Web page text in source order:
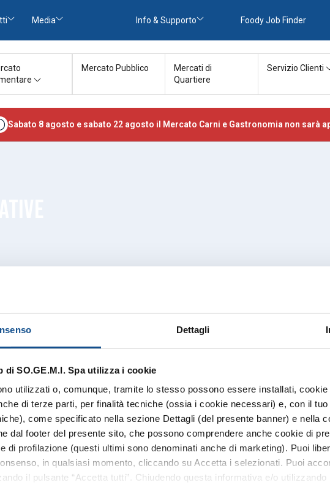
Dettagli
di SO.GE.M.I. Spa utilizza i cookie
utilizzati o, comunque, tramite lo stesso possono essere installati,
di terze parti, per finalità tecniche (ossia i cookie necessari) e, con il
come specificato nella sezione Dettagli (del presente banner) e nella
dal footer del presente sito, che possono comprendere anche cookie di
di profilazione (questi ultimi sono denominati anche di marketing). Puoi
in qualsiasi momento, cliccando su Accetta i selezionati. Puoi
il pulsante “Accetta tutti”. Chiudendo questa informativa e/o
Media Info & Supporto Foody Job Finder
Mercato Pubblico
Mercati di
Quartiere
Servizio Clienti
Sabato 8 agosto e sabato 22 agosto il Mercato Carni e Gastronomia non sarà
che le Amministrazioni pubbliche sono tenute a pubblicare nel proprio sito
dei fenomeni della corruzione (L.69/2009, L.213/2012, Dlgs33/2013,
COMPRENSORIO
Esplora la mappa del Comprensorio
Operatori
Servizi
MERCATO ALIMENTARE
Mercato Ittico Milano
Mercato Carni e